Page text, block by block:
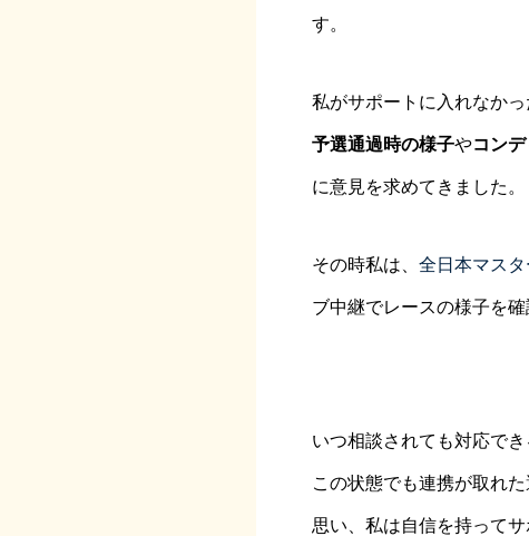
す。
私がサポートに入れなか
予選通過時の様子やコン
に意見を求めてきました。
その時私は、 全日本マスタ
ブ中継でレースの様子を確
いつ相談されても対応で
この状態でも連携が取れ
思い、私は自信を持ってサ